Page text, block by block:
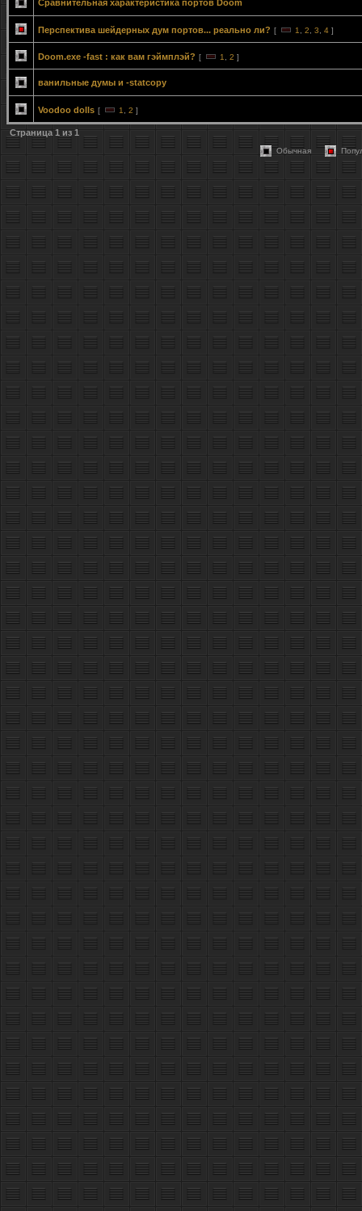
Сравнительная характеристика портов Doom
Перспектива шейдерных дум портов... реально ли? [ 1 2 3 4 ]
Doom.exe -fast : как вам гэймплэй? [ 1 2 ]
ванильные думы и -statcopy
Voodoo dolls [ 1 2 ]
Страница 1 из 1
Обычная